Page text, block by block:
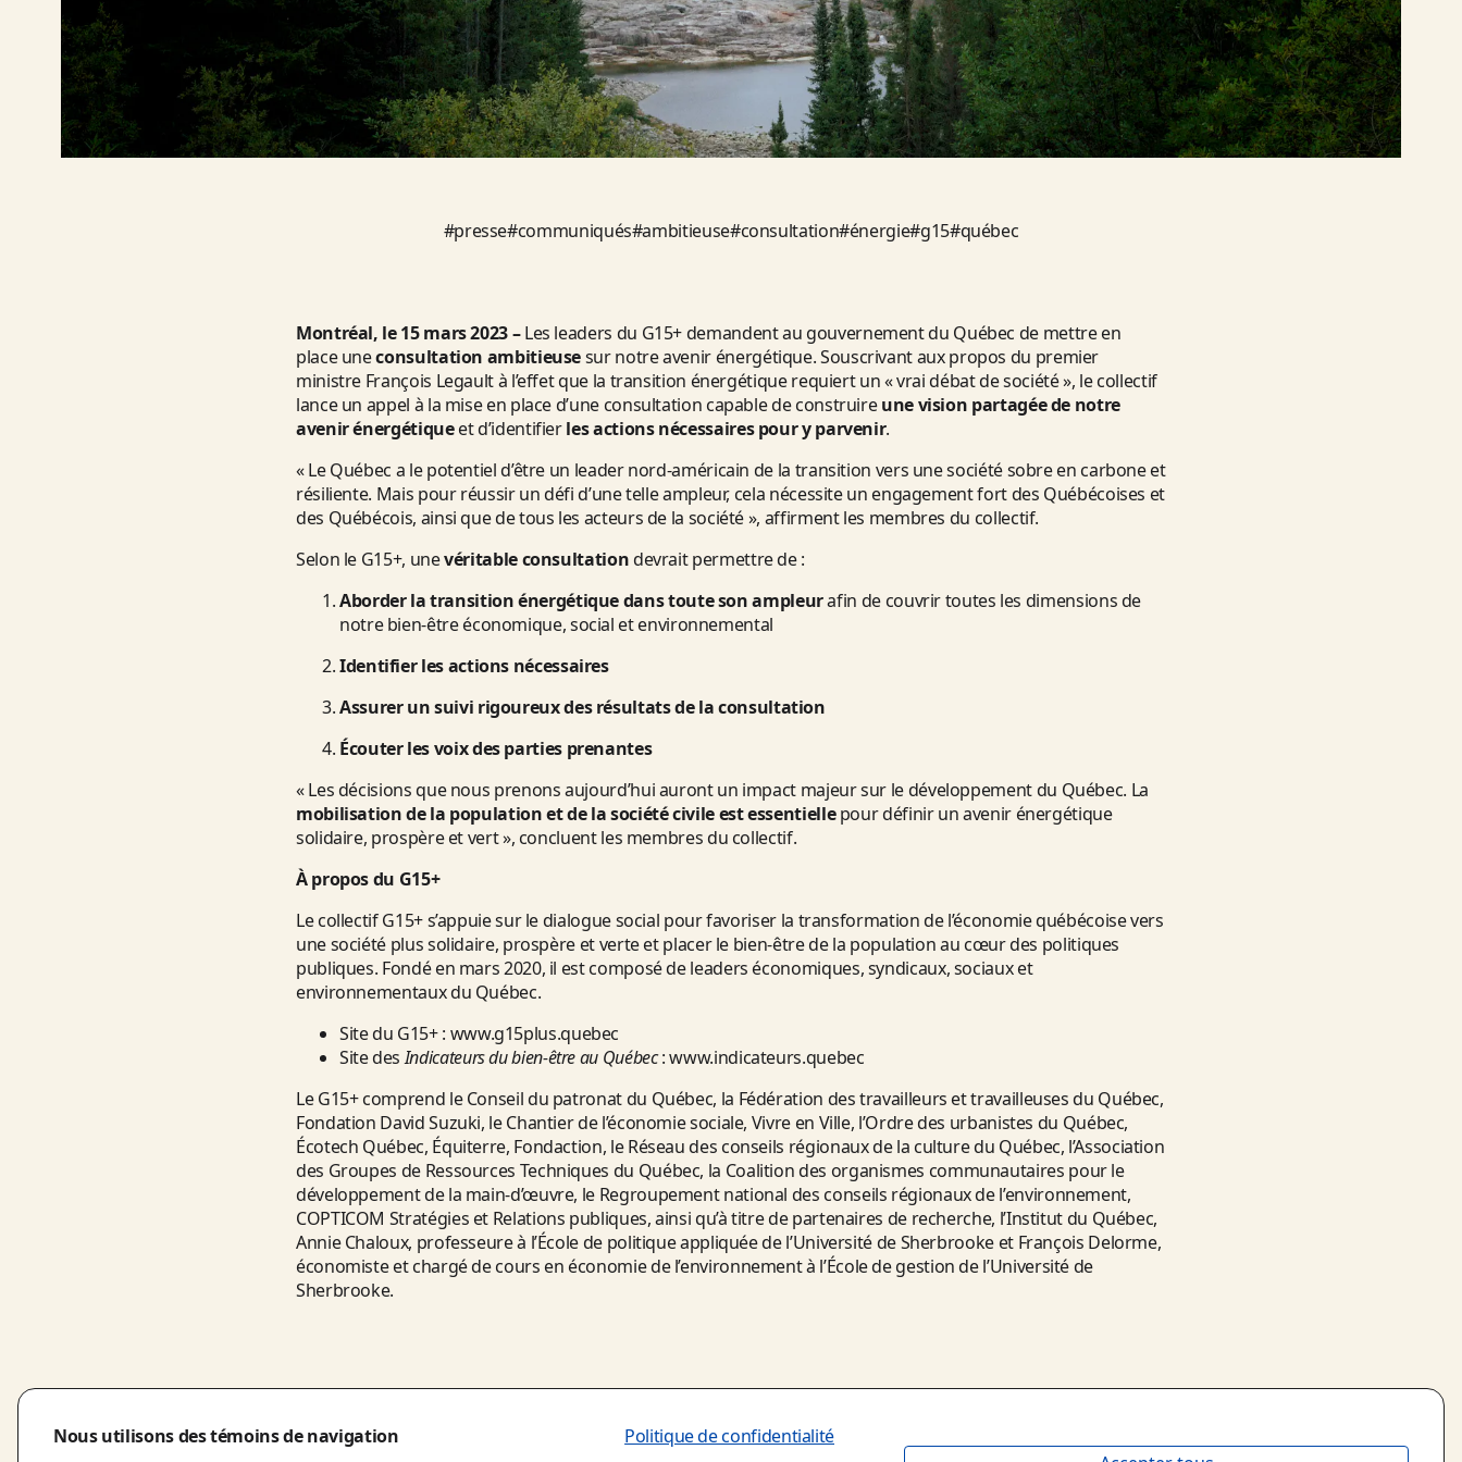
#presse#communiqués#ambitieuse#consultation#énergie#g15#québec
Montréal, le 15 mars 2023 –Les leaders du G15+ demandent au gouvernement du Québec de mettre en
place uneconsultation ambitieusesur notre avenir énergétique. Souscrivant aux propos du premier
ministre François Legault à l’effet que la transition énergétique requiert un « vrai débat de société », le collectif
lance un appel à la mise en place d’une consultation capable de construireune vision partagée de notre
avenir énergétiqueet d’identifierles actions nécessaires pour y parvenir.
« Le Québec a le potentiel d’être un leader nord-américain de la transition vers une société sobre en carbone et
résiliente. Mais pour réussir un défi d’une telle ampleur, cela nécessite un engagement fort des Québécoises et
des Québécois, ainsi que de tous les acteurs de la société », affirment les membres du collectif.
Selon le G15+, unevéritableconsultationdevrait permettre de :
Aborder la transition énergétique dans toute son ampleurafin de couvrir toutes les dimensions de
notre bien-être économique, social et environnemental
Identifier les actions nécessaires
Assurer un suivi rigoureux des résultats de la consultation
Écouter les voix des parties prenantes
« Les décisions que nous prenons aujourd’hui auront un impact majeur sur le développement du Québec. La
mobilisation de la population et de la société civile est essentiellepour définir un avenir énergétique
solidaire, prospère et vert », concluent les membres du collectif.
À propos du G15+
Le collectif G15+ s’appuie sur le dialogue social pour favoriser la transformation de l’économie québécoise vers
une société plus solidaire, prospère et verte et placer le bien-être de la population au cœur des politiques
publiques. Fondé en mars 2020, il est composé de leaders économiques, syndicaux, sociaux et
environnementaux du Québec.
Site du G15+ : www.g15plus.quebec
Site desIndicateurs du bien-être au Québec:www.indicateurs.quebec
Le G15+ comprend le Conseil du patronat du Québec, la Fédération des travailleurs et travailleuses du Québec,
Fondation David Suzuki, le Chantier de l’économie sociale, Vivre en Ville, l’Ordre des urbanistes du Québec,
Écotech Québec, Équiterre, Fondaction, le Réseau des conseils régionaux de la culture du Québec, l’Association
des Groupes de Ressources Techniques du Québec, la Coalition des organismes communautaires pour le
développement de la main-d’œuvre, le Regroupement national des conseils régionaux de l’environnement,
COPTICOM Stratégies et Relations publiques, ainsi qu’à titre de partenaires de recherche, l’Institut du Québec,
Annie Chaloux, professeure à l’École de politique appliquée de l’Université de Sherbrooke et François Delorme,
économiste et chargé de cours en économie de l’environnement à l’École de gestion de l’Université de
Sherbrooke.
Nous utilisons des témoins de navigation
Politique de confidentialité